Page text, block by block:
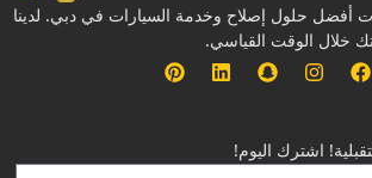
أفضل حلول إصلاح وخدمة السيارات في دبي. لدينا
خلال الوقت القياسي.
اشترك اليوم!